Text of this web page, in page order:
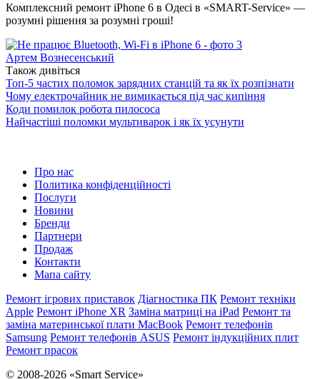
Комплексний ремонт iPhone 6 в Одесі в «SMART-Service» —
розумні рішення за розумні гроші!
Артем Вознесенський
Також дивіться
Топ-5 частих поломок зарядних станцій та як їх розпізнати
Чому електрочайник не вимикається під час кипіння
Коди помилок робота пилососа
Найчастіші поломки мультиварок і як їх усунути
Про нас
Политика конфіденційності
Послуги
Новини
Бренди
Партнери
Продаж
Контакти
Мапа сайту
Ремонт ігрових приставок Діагностика ПК Ремонт техніки
Apple Ремонт iPhone XR Заміна матриці на iPad Ремонт та
заміна материнської плати MacBook Ремонт телефонів
Samsung Ремонт телефонів ASUS Ремонт індукційних плит
Ремонт прасок
© 2008-2026 «Smart Service»